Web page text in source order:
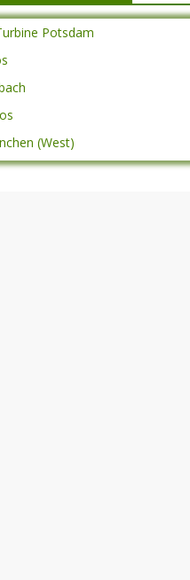
Potsdam
(West)